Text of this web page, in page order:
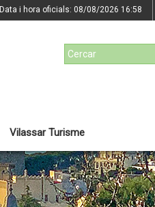
Data i hora oficials: 08/08/2026 16:58
Vilassar Turisme